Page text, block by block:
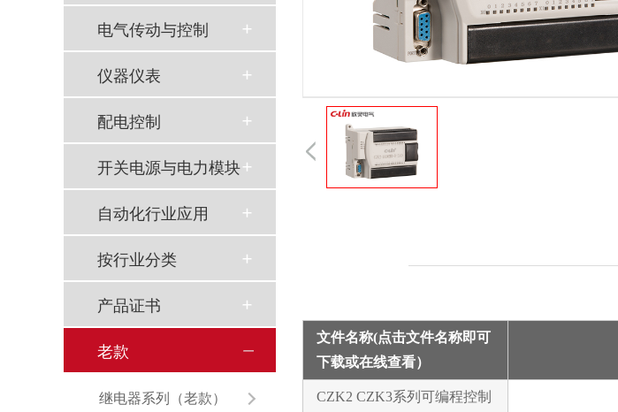
文件名称(点击文件名称即可
下载或在线查看）
CZK2 CZK3系列可编程控制
电气传动与控制
仪器仪表
配电控制
开关电源与电力模块
自动化行业应用
按行业分类
产品证书
老款
继电器系列（老款）